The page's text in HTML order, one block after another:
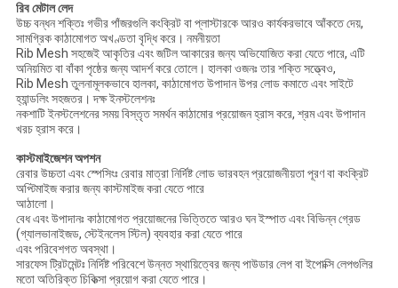
রিব মেটাল লেদ
উচ্চ বন্ধন শক্তিঃ গভীর পাঁজরগুলি কংক্রিট বা প্লাস্টারকে আরও কার্যকরভাবে আঁকতে দেয়,
সামগ্রিক কাঠামোগত অখণ্ডতা বৃদ্ধি করে। নমনীয়তা
Rib Mesh সহজেই আকৃতির এবং জটিল আকারের জন্য অভিযোজিত করা যেতে পারে, এটি
অনিয়মিত বা বাঁকা পৃষ্ঠের জন্য আদর্শ করে তোলে। হালকা ওজনঃ তার শক্তি সত্ত্বেও,
Rib Mesh তুলনামূলকভাবে হালকা, কাঠামোগত উপাদান উপর লোড কমাতে এবং সাইটে
হ্যান্ডলিং সহজতর। দক্ষ ইনস্টলেশনঃ
নকশাটি ইনস্টলেশনের সময় বিস্তৃত সমর্থন কাঠামোর প্রয়োজন হ্রাস করে, শ্রম এবং উপাদান
খরচ হ্রাস করে।
কাস্টমাইজেশন অপশন
রেবার উচ্চতা এবং স্পেসিংঃ রেবার মাত্রা নির্দিষ্ট লোড ভারবহন প্রয়োজনীয়তা পূরণ বা কংক্রিট
অপ্টিমাইজ করার জন্য কাস্টমাইজ করা যেতে পারে
আঠালো।
বেধ এবং উপাদানঃ কাঠামোগত প্রয়োজনের ভিত্তিতে আরও ঘন ইস্পাত এবং বিভিন্ন গ্রেড
(গ্যালভানাইজড, স্টেইনলেস স্টিল) ব্যবহার করা যেতে পারে
এবং পরিবেশগত অবস্থা।
সারফেস ট্রিটমেন্টঃ নির্দিষ্ট পরিবেশে উন্নত স্থায়িত্বের জন্য পাউডার লেপ বা ইপোক্সি লেপগুলির
মতো অতিরিক্ত চিকিত্সা প্রয়োগ করা যেতে পারে।